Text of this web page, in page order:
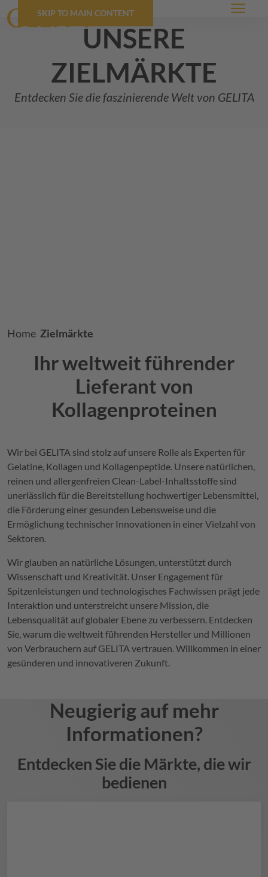
SKIP TO MAIN CONTENT Menü
unsere
zielmärkte
Entdecken Sie die faszinierende Welt von GELITA
Breadcrumb
Home Zielmärkte
Ihr weltweit führender
Lieferant von
Kollagenproteinen
Wir bei GELITA sind stolz auf unsere Rolle als Experten für
Gelatine, Kollagen und Kollagenpeptide. Unsere natürlichen,
reinen und allergenfreien Clean-Label-Inhaltsstoffe sind
unerlässlich für die Bereitstellung hochwertiger Lebensmittel,
die Förderung einer gesunden Lebensweise und die
Ermöglichung technischer Innovationen in einer Vielzahl von
Sektoren.
Wir glauben an natürliche Lösungen, unterstützt durch
Wissenschaft und Kreativität. Unser Engagement für
Spitzenleistungen und technologisches Fachwissen prägt jede
Interaktion und unterstreicht unsere Mission, die
Lebensqualität auf globaler Ebene zu verbessern. Entdecken
Sie, warum die weltweit führenden Hersteller und Millionen
von Verbrauchern auf GELITA vertrauen. Willkommen in einer
gesünderen und innovativeren Zukunft.
Neugierig auf mehr
Informationen?
Entdecken Sie die Märkte, die wir
bedienen